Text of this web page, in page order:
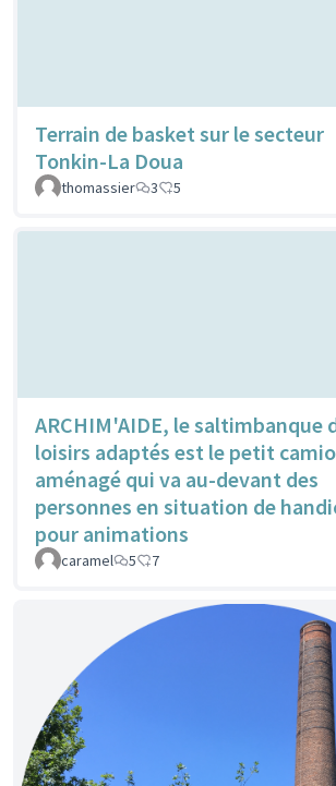
Terrain de basket sur le secteur
Tonkin-La Doua
thomassier 3 5
ARCHIM'AIDE, le saltimbanque
loisirs adaptés est le petit
aménagé qui va au-devant des
personnes en situation de
pour animations
caramel 5 7